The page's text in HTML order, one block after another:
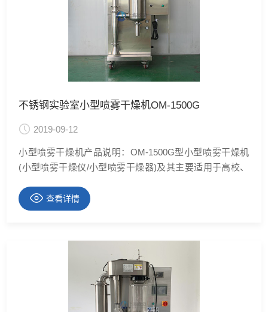
不锈钢实验室小型喷雾干燥机OM-1500G
2019-09-12
小型喷雾干燥机产品说明：OM-1500G型小型喷雾干燥机
(小型喷雾干燥仪/小型喷雾干燥器)及其主要适用于高校、
**溶液如乳浊液、悬浮液具有广谱适用性,适用于对热敏感
性物的干燥如生物制品、生物农药、酶制剂等，因所喷出
查看详情